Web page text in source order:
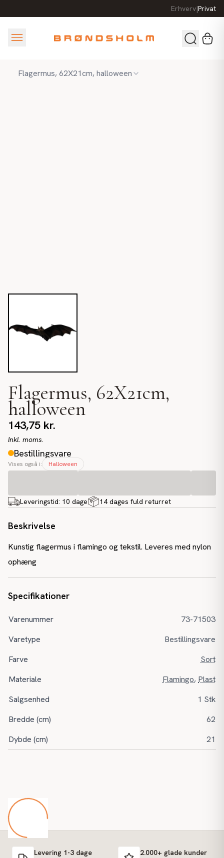
Erhverv|Privat
Flagermus, 62X21cm, halloween
Flagermus, 62X21cm,
halloween
143,75 kr.
Inkl. moms.
Bestillingsvare
Vises også i: Halloween
Leveringstid: 10 dage 14 dages fuld returret
Beskrivelse
Kunstig flagermus i flamingo og tekstil. Leveres med nylon
ophæng
Specifikationer
Varenummer
73-71503
Varetype
Bestillingsvare
Farve
Sort
Materiale
Flamingo, Plast
Salgsenhed
1 Stk
Bredde (cm)
62
Dybde (cm)
21
Levering 1-3 dage 2.000+ glade kunder